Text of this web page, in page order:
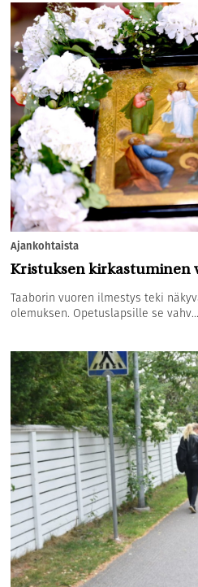
Ajankohtaista
Kristuksen kirkastuminen
Taaborin vuoren ilmestys teki
olemuksen. Opetuslapsille se vahv...